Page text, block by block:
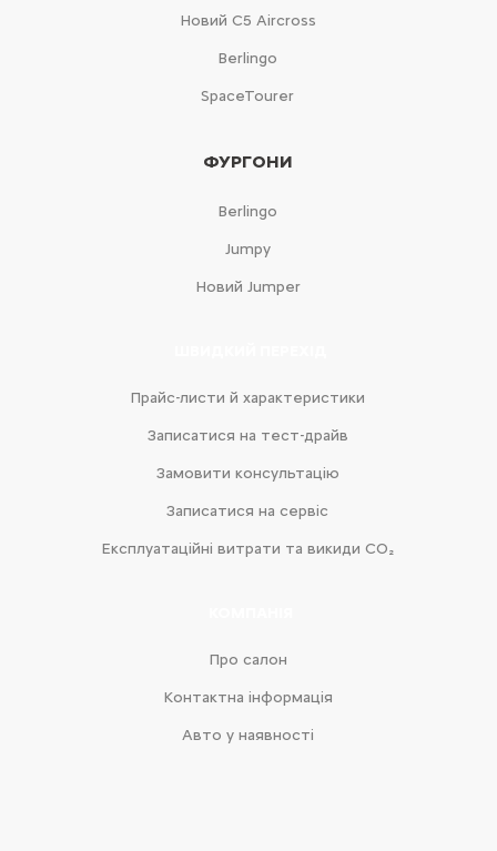
Новий С5 Aircross
Berlingo
SpaceTourer
ФУРГОНИ
Berlingo
Jumpy
Новий Jumper
Прайс-листи й характеристики
Записатися на тест-драйв
Замовити консультацію
Записатися на сервіс
Експлуатаційні витрати та викиди CO₂
Про салон
Контактна інформація
Авто у наявності